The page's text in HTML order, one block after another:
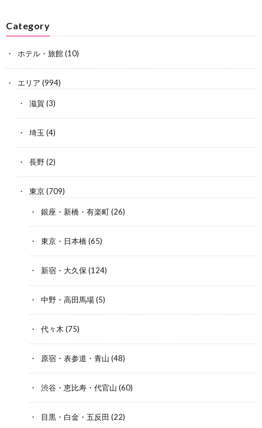
Category
ホテル・旅館(10)
エリア (994)
滋賀 (3)
埼玉 (4)
長野(2)
東京(709)
銀座・新橋・有楽町(26)
東京・日本橋(65)
新宿・大久保 (124)
中野・高田馬場(5)
代々木 (75)
原宿・表参道・青山 (48)
渋谷・恵比寿・代官山 (60)
目黒・白金・五反田 (22)